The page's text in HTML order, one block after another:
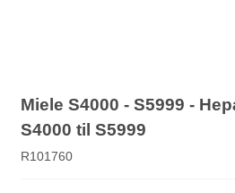
Miele S4000 - S5999 -
S4000 til S5999
R101760